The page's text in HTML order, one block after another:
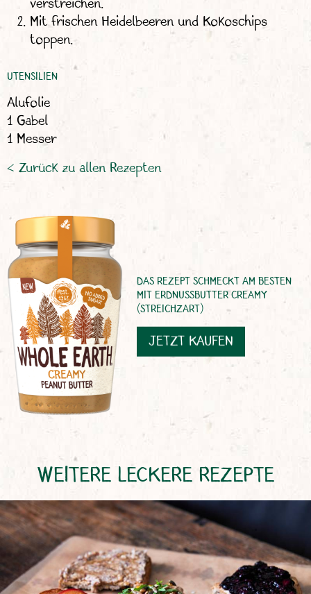
verstreichen.
Mit frischen Heidelbeeren und Kokoschips
toppen.
UTENSILIEN
Alufolie
1 Gabel
1 Messer
< Zurück zu allen Rezepten
DAS REZEPT SCHMECKT AM BESTEN
MIT ERDNUSSBUTTER CREAMY
(STREICHZART)
JETZT KAUFEN
WEITERE LECKERE REZEPTE